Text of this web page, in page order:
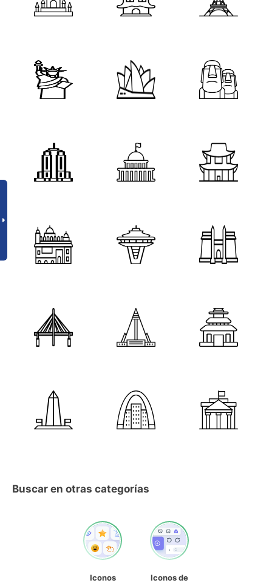
Buscar en otras categorías
Iconos
Iconos de